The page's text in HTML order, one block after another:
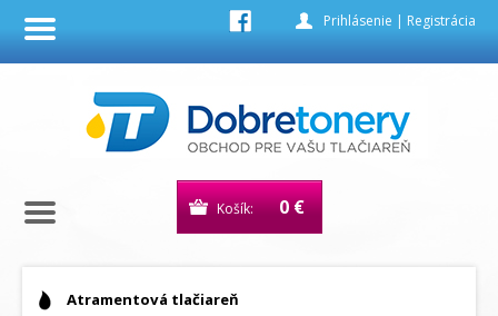
Prihlásenie | Registrácia
Košík: 0 €
Atramentová tlačiareň